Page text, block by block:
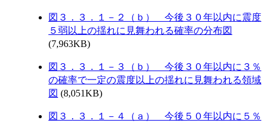
図３．３．１－２（ｂ） 今後３０年以内に震度
５弱以上の揺れに見舞われる確率の分布図
(7,963KB)
図３．３．１－３（ｂ） 今後３０年以内に３％
の確率で一定の震度以上の揺れに見舞われる領域
図 (8,051KB)
図３．３．１－４（ａ） 今後５０年以内に５％